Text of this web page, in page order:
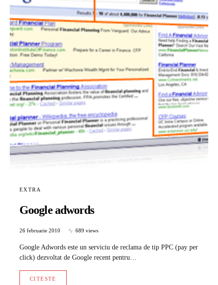
EXTRA
Google adwords
26 februarie 2010 689 views
Google Adwords este un serviciu de reclama de tip PPC (pay per
click) dezvoltat de Google recent pentru…
CITESTE